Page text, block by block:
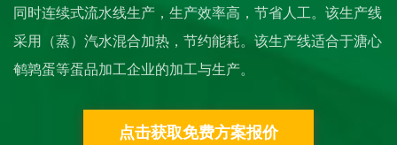
同时连续式流水线生产，生产效率高，节省人工。该生产线
采用（蒸）汽水混合加热，节约能耗。该生产线适合于溏心
鹌鹑蛋等蛋品加工企业的加工与生产。
点击获取免费方案报价